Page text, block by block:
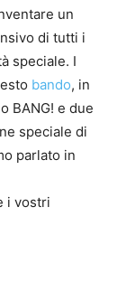
un
di tutti i
speciale. I
bando, in
BANG! e due
speciale di
parlato in
i vostri